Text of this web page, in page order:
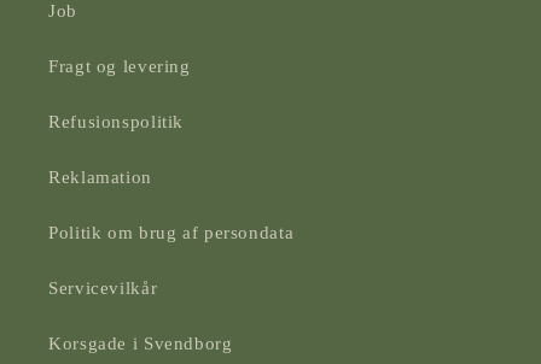
Job
Fragt og levering
Refusionspolitik
Reklamation
Politik om brug af persondata
Servicevilkår
Korsgade i Svendborg